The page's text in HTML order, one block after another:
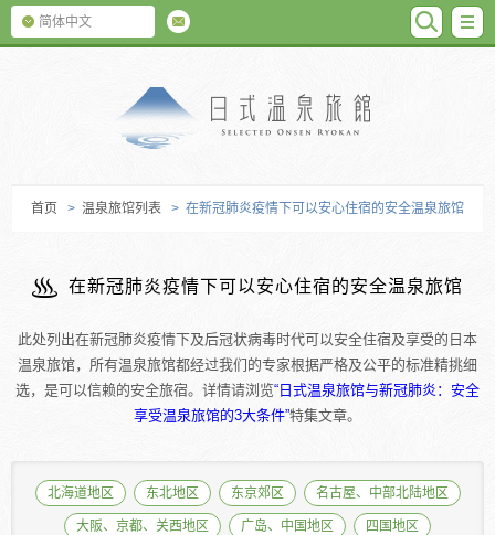
简体中文
首页 > 温泉旅馆列表 > 在新冠肺炎疫情下可以安心住宿的安全温泉旅馆
在新冠肺炎疫情下可以安心住宿的安全温泉旅馆
此处列出在新冠肺炎疫情下及后冠状病毒时代可以安全住宿及享受的日本
温泉旅馆，所有温泉旅馆都经过我们的专家根据严格及公平的标准精挑细
选，是可以信赖的安全旅宿。详情请浏览“日式温泉旅馆与新冠肺炎：安全
享受温泉旅馆的3大条件”特集文章。
北海道地区 东北地区 东京郊区 名古屋、中部北陆地区
大阪、京都、关西地区 广岛、中国地区 四国地区